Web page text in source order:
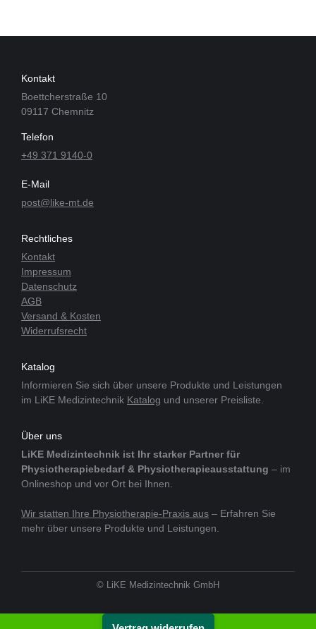
Kontakt
Boettcherstraße 10
09117 Chemnitz
Telefon
+49 371 9140-0
E-Mail
post@like-mt.de
Rechtliches
Kontakt
Impressum
Datenschutz
AGB
Versand & Kosten
Widerrufsrecht
Katalog
Informieren Sie sich über unsere Produkte und Leistungen
im LiKE Medizintechnik Katalog und unserer Preisliste.
Über uns
LiKE Medizintechnik ist Ihr starker Partner für
Physiotherapiebedarf & Physiotherapieausstattung – im
Onlineshop und vor Ort bei Ihnen.
Wir statten Ihre Physiotherapie-Praxis aus – Erfahren Sie
mehr über unsere Produkte und Leistungen.
© LiKE Medizintechnik GmbH